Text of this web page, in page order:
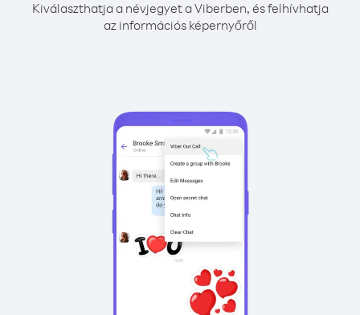
Kiválaszthatja a névjegyet a Viberben, és felhívhatja
az információs képernyőről